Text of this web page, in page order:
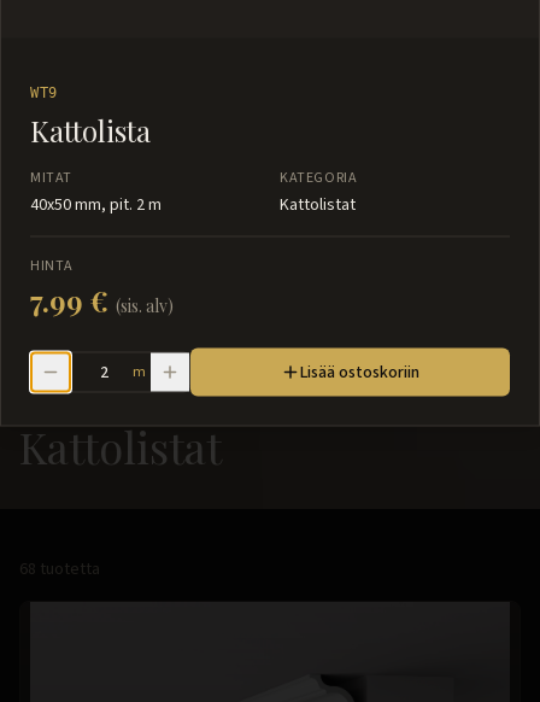
Kattolistat
68 tuotetta
WT9
Kattolista
MITAT
40x50 mm, pit. 2 m
KATEGORIA
Kattolistat
HINTA
7.99 € (sis. alv)
m Lisää ostoskoriin